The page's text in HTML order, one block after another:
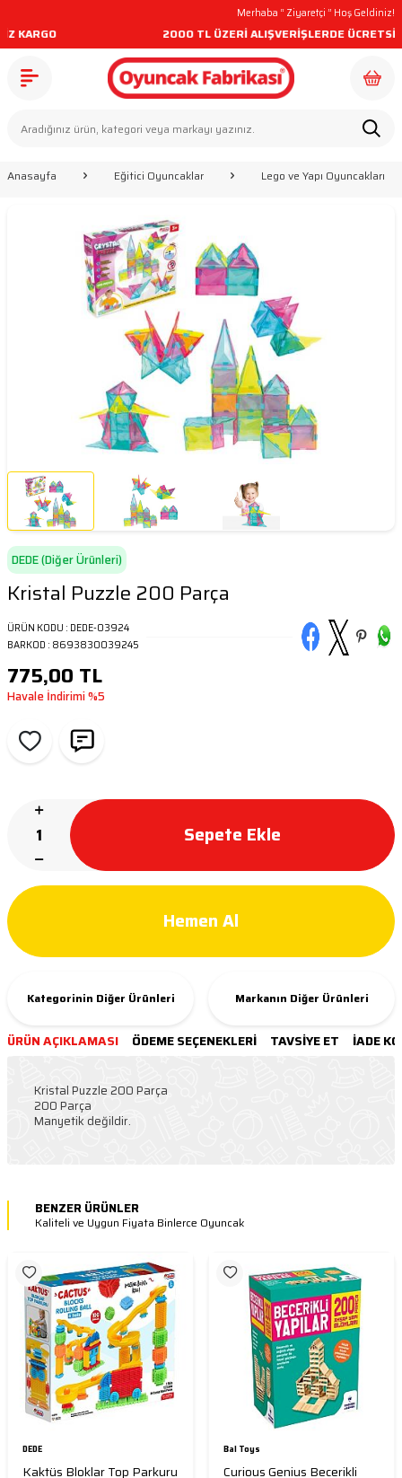
2000 TL ÜZERİ ALIŞVERİŞLERDE ÜCRETSİZ
Merhaba “Ziyaretçi” Hoş Geldiniz!
Anasayfa Eğitici Oyuncaklar Lego ve Yapı Oyuncakları
DEDE (Diğer Ürünleri)
Kristal Puzzle 200 Parça
ÜRÜN KODU : DEDE-03924
BARKOD : 8693830039245
775,00 TL
Havale İndirimi%5
Sepete Ekle
Hemen Al
Kategorinin Diğer Ürünleri Markanın Diğer Ürünleri
ÜRÜN AÇIKLAMASI ÖDEME SEÇENEKLERI TAVSIYE ET İADE
Kristal Puzzle 200 Parça
200 Parça
Manyetik değildir.
BENZER ÜRÜNLER
Kaliteli ve Uygun Fiyata Binlerce Oyuncak
DEDE
Kaktüs Bloklar Top Parkuru
Bal Toys
Curious Genius Becerikli